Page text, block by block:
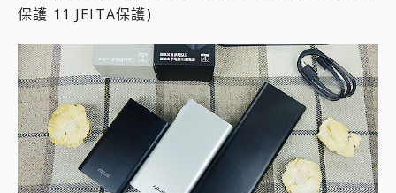
保護 11.JEITA保護)